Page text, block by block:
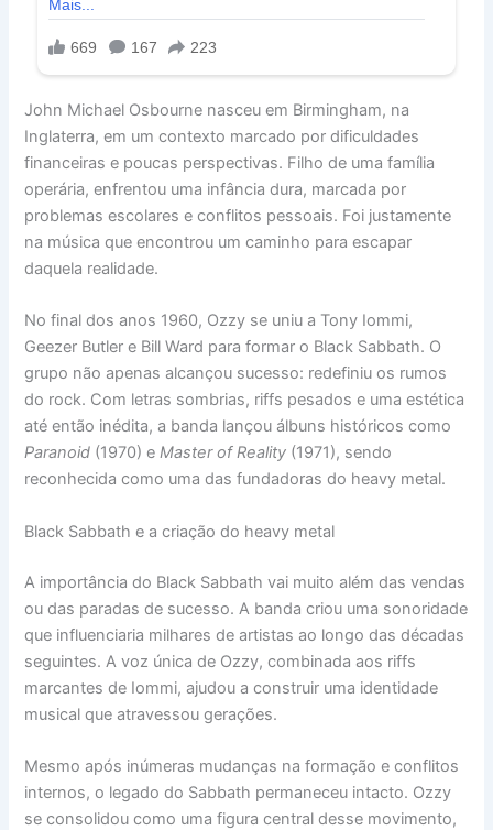
John Michael Osbourne nasceu em Birmingham, na
Inglaterra, em um contexto marcado por dificuldades
financeiras e poucas perspectivas. Filho de uma família
operária, enfrentou uma infância dura, marcada por
problemas escolares e conflitos pessoais. Foi justamente
na música que encontrou um caminho para escapar
daquela realidade.
No final dos anos 1960, Ozzy se uniu a Tony Iommi,
Geezer Butler e Bill Ward para formar o Black Sabbath. O
grupo não apenas alcançou sucesso: redefiniu os rumos
do rock. Com letras sombrias, riffs pesados e uma estética
até então inédita, a banda lançou álbuns históricos como
Paranoid (1970) eMaster of Reality (1971), sendo
reconhecida como uma das fundadoras do heavy metal.
Black Sabbath e a criação do heavy metal
A importância do Black Sabbath vai muito além das vendas
ou das paradas de sucesso. A banda criou uma sonoridade
que influenciaria milhares de artistas ao longo das décadas
seguintes. A voz única de Ozzy, combinada aos riffs
marcantes de Iommi, ajudou a construir uma identidade
musical que atravessou gerações.
Mesmo após inúmeras mudanças na formação e conflitos
internos, o legado do Sabbath permaneceu intacto. Ozzy
se consolidou como uma figura central desse movimento,